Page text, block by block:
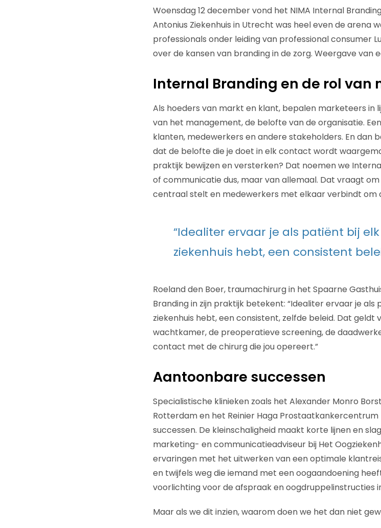
Woensdag 12 december vond het NIMA Internal
Antonius Ziekenhuis in Utrecht was heel even de arena
professionals onder leiding van professional consumer
over de kansen van branding in de zorg. Weergave van
Internal Branding en de rol van
Als hoeders van markt en klant, bepalen marketeers
van het management, de belofte van de organisatie.
klanten, medewerkers en andere stakeholders. En dan
dat de belofte die je doet in elk contact wordt
praktijk bewijzen en versterken? Dat noemen we
of communicatie dus, maar van allemaal. Dat vraagt
centraal stelt en medewerkers met elkaar verbindt om
“Idealiter ervaar je als patiënt bij
ziekenhuis hebt, een consistent
Roeland den Boer, traumachirurg in het Spaarne
Branding in zijn praktijk betekent: “Idealiter ervaar je
ziekenhuis hebt, een consistent, zelfde beleid. Dat
wachtkamer, de preoperatieve screening, de
contact met de chirurg die jou opereert.”
Aantoonbare successen
Specialistische klinieken zoals het Alexander Monro
Rotterdam en het Reinier Haga
successen. De kleinschaligheid maakt korte lijnen en
marketing- en communicatieadviseur bij Het
ervaringen met het uitwerken van een optimale
en twijfels weg die iemand met een oogaandoening
voorlichting voor de afspraak en oogdruppelinstructies
Maar als we dit inzien, waarom doen we het dan niet